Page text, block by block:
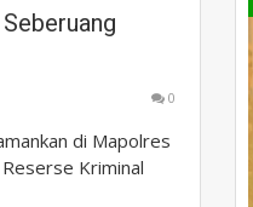
0
di Mapolres
Kriminal